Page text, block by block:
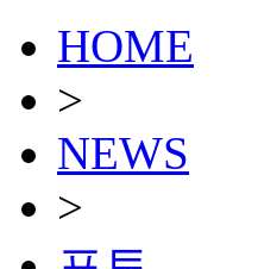
HOME
>
NEWS
>